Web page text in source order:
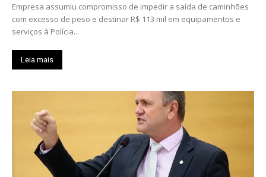
Empresa assumiu compromisso de impedir a saída de caminhões
com excesso de peso e destinar R$ 113 mil em equipamentos e
serviços à Polícia...
Leia mais